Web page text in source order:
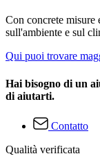
Con concrete misure
sull'ambiente e sul
Qui puoi trovare
Hai bisogno di un
di aiutarti.
Contatto
Qualità verificata